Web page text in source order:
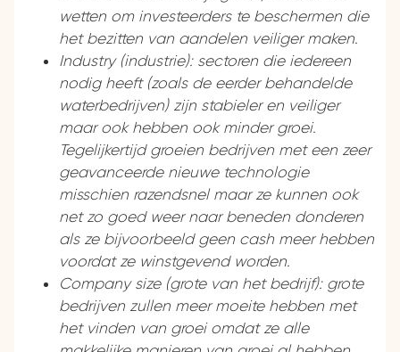
wetten om investeerders te beschermen die
het bezitten van aandelen veiliger maken.
Industry (industrie): sectoren die iedereen
nodig heeft (zoals de eerder behandelde
waterbedrijven) zijn stabieler en veiliger
maar ook hebben ook minder groei.
Tegelijkertijd groeien bedrijven met een zeer
geavanceerde nieuwe technologie
misschien razendsnel maar ze kunnen ook
net zo goed weer naar beneden donderen
als ze bijvoorbeeld geen cash meer hebben
voordat ze winstgevend worden.
Company size (grote van het bedrijf): grote
bedrijven zullen meer moeite hebben met
het vinden van groei omdat ze alle